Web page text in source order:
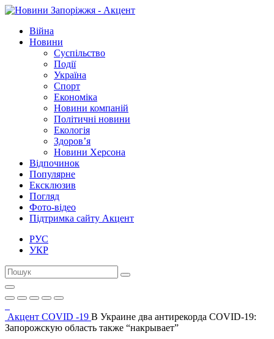
Війна
Новини
Суспільство
Події
Україна
Спорт
Економіка
Новини компаній
Політичні новини
Екологія
Здоров’я
Новини Херсона
Відпочинок
Популярне
Ексклюзив
Погляд
Фото-відео
Підтримка сайту Акцент
РУС
УКР
Акцент COVID -19 В Украине два антирекорда COVID-19:
Запорожскую область также “накрывает”